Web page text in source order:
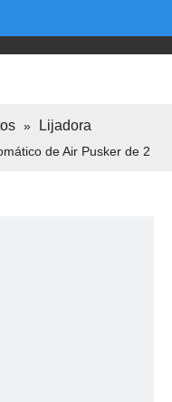
»
Lijadora
de Air Pusker de 2